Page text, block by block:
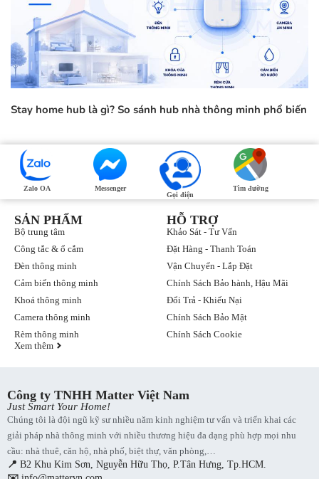
Stay home hub là gì? So sánh hub nhà thông minh phổ biến
Zalo OA
Messenger
Gọi điện
Tìm đường
HỖ TRỢ
Khảo Sát - Tư Vấn
Đặt Hàng - Thanh Toán
Vận Chuyển - Lắp Đặt
Chính Sách Bảo hành, Hậu Mãi
Đổi Trả - Khiếu Nại
Chính Sách Bảo Mật
Chính Sách Cookie
SẢN PHẨM
Bộ trung tâm
Công tắc & ổ cắm
Đèn thông minh
Cảm biến thông minh
Khoá thông minh
Camera thông minh
Rèm thông minh
Xem thêm
Công ty TNHH Matter Việt Nam
Just Smart Your Home!
Chúng tôi là đội ngũ kỹ sư nhiều năm kinh nghiệm tư vấn và triển khai các
giải pháp nhà thông minh với nhiều thương hiệu đa dạng phù hợp mọi nhu
cầu: nhà thuê, căn hộ, nhà phố, biệt thự, văn phòng,…
📍 B2 Khu Kim Sơn, Nguyễn Hữu Thọ, P.Tân Hưng, Tp.HCM.